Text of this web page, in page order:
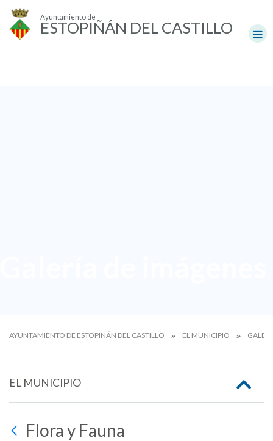
Ayuntamiento de
ESTOPIÑÁN DEL CASTILLO
AYUNTAMIENTO DE ESTOPIÑÁN DEL CASTILLO EL MUNICIPIO
EL MUNICIPIO
Flora y Fauna